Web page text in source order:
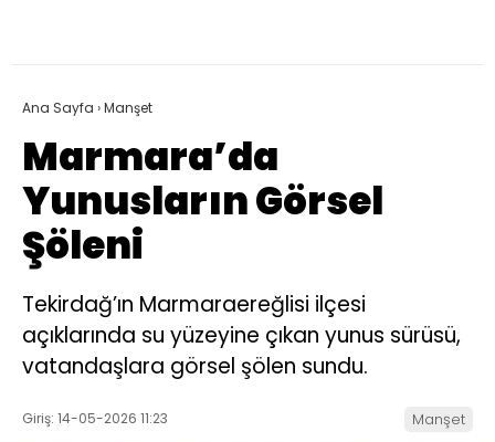
Ana Sayfa ›Manşet
Marmara’da
Yunusların Görsel
Şöleni
Tekirdağ’ın Marmaraereğlisi ilçesi
açıklarında su yüzeyine çıkan yunus sürüsü,
vatandaşlara görsel şölen sundu.
Giriş: 14-05-2026 11:23 Manşet